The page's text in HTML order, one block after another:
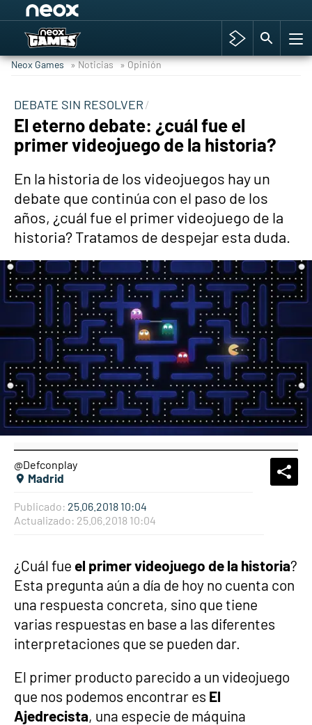
Hyrule Warriors: La Era del Cataclismo
Cyberpunk 2077
Hyrule Warriors
Neox Games » Noticias » Opinión
DEBATE SIN RESOLVER
El eterno debate: ¿cuál fue el
primer videojuego de la historia?
En la historia de los videojuegos hay un
debate que continúa con el paso de los
años, ¿cuál fue el primer videojuego de la
historia? Tratamos de despejar esta duda.
@Defconplay
Madrid
Publicado: 25.06.2018 10:04
Actualizado: 25.06.2018 10:04
¿Cuál fue el primer videojuego de la historia?
Esta pregunta aún a día de hoy no cuenta con
una respuesta concreta, sino que tiene
varias respuestas en base a las diferentes
interpretaciones que se pueden dar.
El primer producto parecido a un videojuego
que nos podemos encontrar es El
Ajedrecista, una especie de máquina